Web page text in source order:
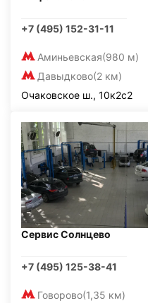
+7 (495) 152-31-11
Аминьевская(980 м)
Давыдково(2 км)
Очаковское ш., 10к2с2
Сервис Солнцево
+7 (495) 125-38-41
Говорово(1,35 км)